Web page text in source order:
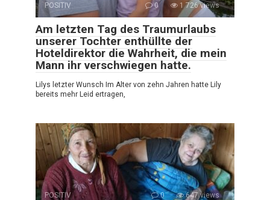
POSITIV 0 1 726 views
Am letzten Tag des Traumurlaubs
unserer Tochter enthüllte der
Hoteldirektor die Wahrheit, die mein
Mann ihr verschwiegen hatte.
Lilys letzter Wunsch Im Alter von zehn Jahren hatte Lily
bereits mehr Leid ertragen,
POSITIV 0 647 views